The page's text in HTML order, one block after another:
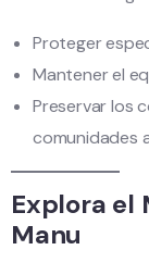
Proteger
Mantener el
Preservar los
comunidades
Explora el
Manu